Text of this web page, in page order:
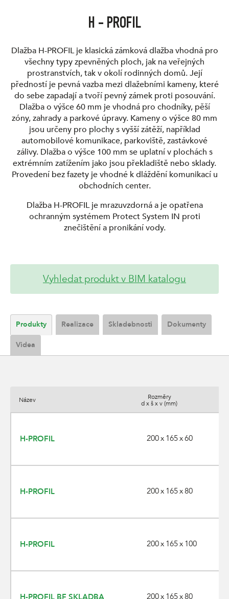
H - PROFIL
Dlažba H-PROFIL je klasická zámková dlažba vhodná pro
všechny typy zpevněných ploch, jak na veřejných
prostranstvích, tak v okolí rodinných domů. Její
předností je pevná vazba mezi dlažebními kameny, které
do sebe zapadají a tvoří pevný zámek proti posouvání.
Dlažba o výšce 60 mm je vhodná pro chodníky, pěší
zóny, zahrady a parkové úpravy. Kameny o výšce 80 mm
jsou určeny pro plochy s vyšší zátěží, například
automobilové komunikace, parkoviště, zastávkové
zálivy. Dlažba o výšce 100 mm se uplatní v plochách s
extrémním zatížením jako jsou překladiště nebo sklady.
Provedení bez fazety je vhodné k dláždění komunikací u
obchodních center.
Dlažba H-PROFIL je mrazuvzdorná a je opatřena
ochranným systémem Protect System IN proti
znečištění a pronikání vody.
Vyhledat produkt v BIM katalogu
Produkty Realizace Skladebnosti Dokumenty
Videa
Název
Rozměry
d x š x v (mm)
H-PROFIL 200 x 165 x 60
H-PROFIL 200 x 165 x 80
H-PROFIL 200 x 165 x 100
H-PROFIL BF SKLADBA 200 x 165 x 80